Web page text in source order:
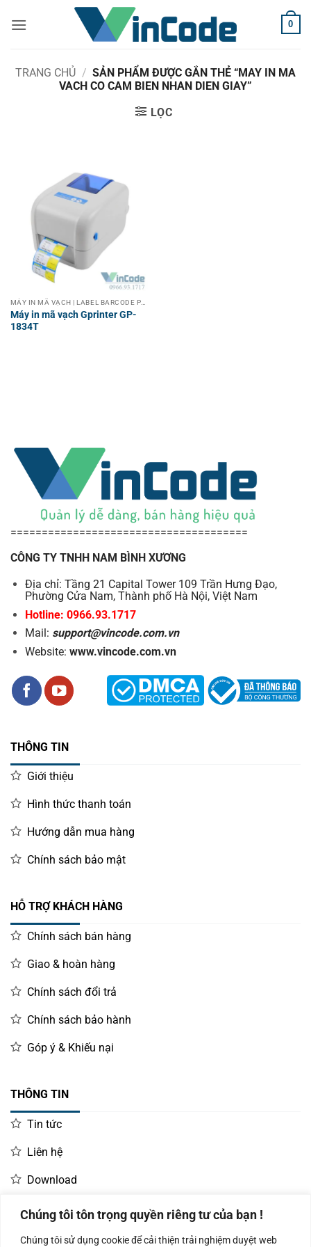
Chúng tôi tôn trọng quyền riêng tư của bạn !
Chúng tôi sử dụng cookie để cải thiện trải nghiệm duyệt web
qua
0
TRANG CHỦ / SẢN PHẨM ĐƯỢC GẮN THẺ “MAY IN MA
VACH CO CAM BIEN NHAN DIEN GIAY”
LỌC
Máy in mã vạch Gprinter GP-
1834T
======================================
CÔNG TY TNHH NAM BÌNH XƯƠNG
Địa chỉ: Tầng 21 Capital Tower 109 Trần Hưng Đạo,
Phường Cửa Nam, Thành phố Hà Nội, Việt Nam
Hotline: 0966.93.1717
Mail: support@vincode.com.vn
Website: www.vincode.com.vn
THÔNG TIN
Giới thiệu
Hình thức thanh toán
Hướng dẫn mua hàng
Chính sách bảo mật
HỖ TRỢ KHÁCH HÀNG
Chính sách bán hàng
Giao & hoàn hàng
Chính sách đổi trả
Chính sách bảo hành
Góp ý & Khiếu nại
THÔNG TIN
Tin tức
Liên hệ
Download
LIÊN HỆ MUA HÀNG